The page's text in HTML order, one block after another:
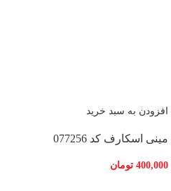
افزودن به سبد خرید
مینی اسکارف کد 077256
400,000 تومان